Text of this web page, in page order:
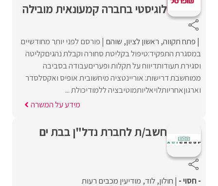
לוגיסטי בחברה קמעונאית מובילה
פתח תקווה ראשון לציון שוהם פורסם לפני יותר מחודשיים
במסגרת התפקיד:טיפול בקליטת סחורה וקבלת נהגיםקליטה
וסגירת תעודותדיווח על תקלות ופעריםעבודה בסביבה
ממוחשבת דרישות: אוריינטציה מיחשובית אופיס ואקסלסדר
וארגוןאחריותלויאליותמוטיבציה ללמודיכולת ...
מידע על המשרה
חשב/ת לחברת נדל"ן בבת ים
- חסוי - חולון לוד מודיעין מכבים רעות